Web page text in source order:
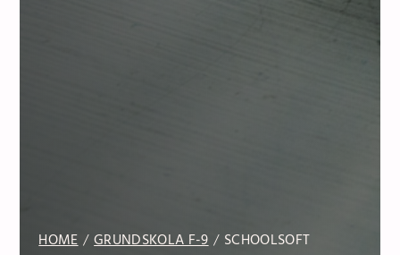
HOME GRUNDSKOLA F-9 SCHOOLSOFT